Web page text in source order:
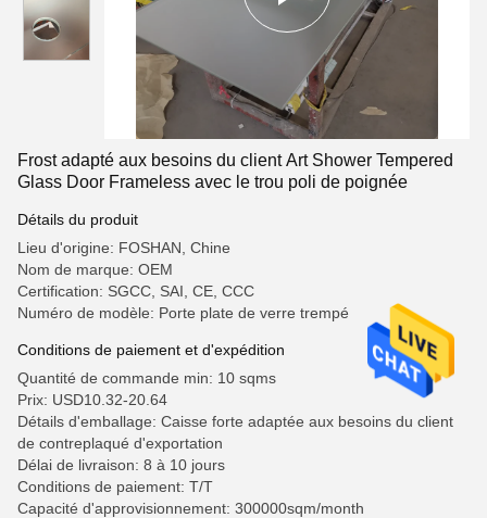
Frost adapté aux besoins du client Art Shower Tempered
Glass Door Frameless avec le trou poli de poignée
Détails du produit
Lieu d'origine: FOSHAN, Chine
Nom de marque: OEM
Certification: SGCC, SAI, CE, CCC
Numéro de modèle: Porte plate de verre trempé
Conditions de paiement et d'expédition
Quantité de commande min: 10 sqms
Prix: USD10.32-20.64
Détails d'emballage: Caisse forte adaptée aux besoins du client
de contreplaqué d'exportation
Délai de livraison: 8 à 10 jours
Conditions de paiement: T/T
Capacité d'approvisionnement: 300000sqm/month